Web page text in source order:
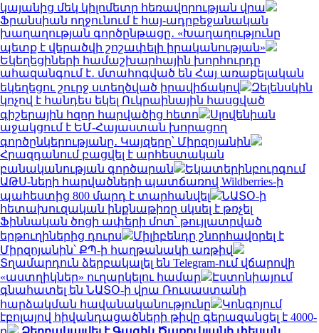
կայանից մեկ կիլոմետր հեռավորության վրա
Ֆրանսիան ողջունում է հայ-ադրբեջանական
խաղաղության գործընթացը․ «Խաղաղությունը
պետք է վերածվի շոշափելի իրականության»
Եկեղեցիների համաշխարհային խորհուրդը
ահազանգում է․ մտահոգված են Հայ առաքելական
եկեղեցու շուրջ ստեղծված իրավիճակով
Զելենսկին
կոչով է հանդես եկել Ուկրաինային հասցված
գիշերային հզոր հարվածից հետո
Սլովենիան
աջակցում է ԵՄ-Հայաստան խորացող
գործընկերությանը․ Կայզերը՝ Միրզոյանին
Հրազդանում բացվել է արհեստական
բանականության գործարան
Եկատերինբուրգում
ԱԹՍ-ների հարվածների պատճառով Wildberries-ի
պահեստից 800 մարդ է տարհանվել
ՆԱՏՕ-ի
հետախուզական ինքնաթիռը սկսել է թռչել
Ֆիննական ծոցի ափերի մոտ՝ թույլատրված
երթուղիներից դուրս
Միլիբենդը շնորհավորել է
Միրզոյանին՝ ՔՊ-ի հաղթանակի առթիվ
Տղամարդուն ձերբակալել են Telegram-ում վճարովի
«աստղիկներ» ուղարկելու համար
Էստոնիայում
գնահատել են ՆԱՏՕ-ի վրա Ռուսաստանի
հարձակման հավանականությունը
Կոնգոյում
էբոլայով հիվանդացածների թիվը գերազանցել է 4000-